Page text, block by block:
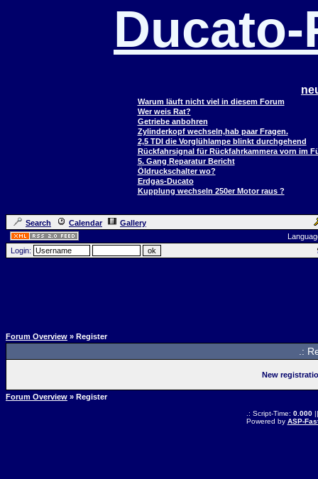
Warum läuft nicht viel in diesem Forum
Wer weis Rat?
Getriebe anbohren
Zylinderkopf wechseln,hab paar Fragen.
2,5 TDI die Vorglühlampe blinkt durchgehend
Rückfahrsignal für Rückfahrkammera vorn im
5. Gang Reparatur Bericht
Öldruckschalter wo?
Erdgas-Ducato
Kupplung wechseln 250er Motor raus ?
Search Calendar
Gallery
Login:
Forum Overview » Register
.:
New
Forum Overview » Register
.: Script-Time: 0.000||
Powered by ASP-